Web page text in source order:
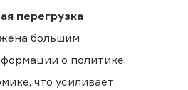
перегрузка
большим
о политике,
что усиливает